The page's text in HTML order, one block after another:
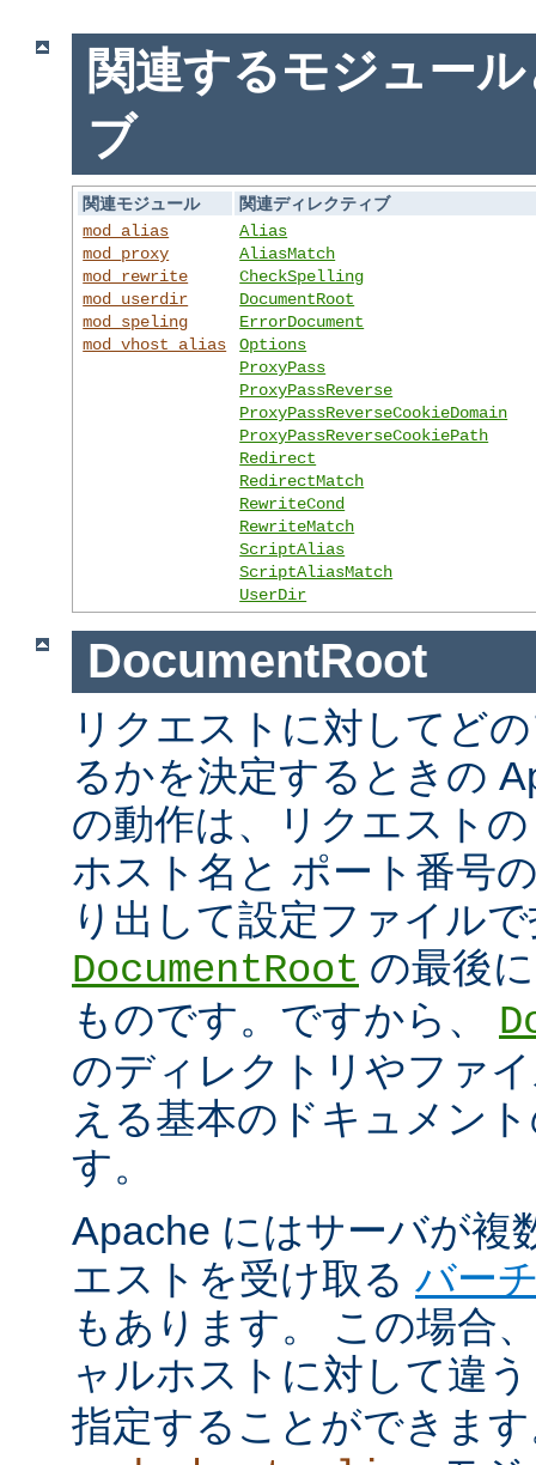
関連するモジュー
ブ
関連モジュール
関連ディレクティブ
mod_alias
mod_proxy
mod_rewrite
mod_userdir
mod_speling
mod_vhost_alias
Alias
AliasMatch
CheckSpelling
DocumentRoot
ErrorDocument
Options
ProxyPass
ProxyPassReverse
ProxyPassReverseCookieDomain
ProxyPassReverseCookiePath
Redirect
RedirectMatch
RewriteCond
RewriteMatch
ScriptAlias
ScriptAliasMatch
UserDir
DocumentRoot
リクエストに対してど
るかを決定するときの
の動作は、リクエスト
ホスト名と ポート番号
り出して設定ファイル
DocumentRoot の最後
ものです。ですから、
のディレクトリやファ
える基本のドキュメン
す。
Apache にはサーバが複
エストを受け取る バー
もあります。 この場合
ャルホストに対して違
指定することができま